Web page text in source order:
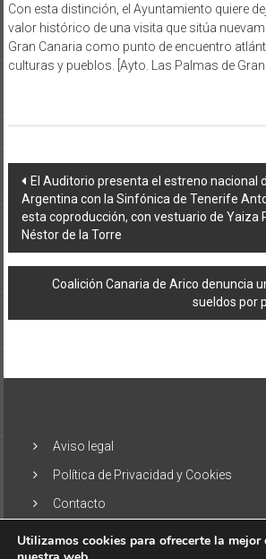
Con esta distinción, el Ayuntamiento quiere
valor histórico de una visita que sitúa
Gran Canaria como punto de encuentro
culturas y pueblos. [Ayto. Las Palmas de Gran
Navegación
de
entradas
El Auditorio presenta el estreno nacional
Argentina con la Sinfónica de Tenerife
esta coproducción, con vestuario de Yaiza
Néstor de la Torre
Coalición Canaria de Arico denuncia
sueldos por
Aviso legal
Política de Privacidad y Cookies
Contacto
Utilizamos cookies para ofrecerte la mejor